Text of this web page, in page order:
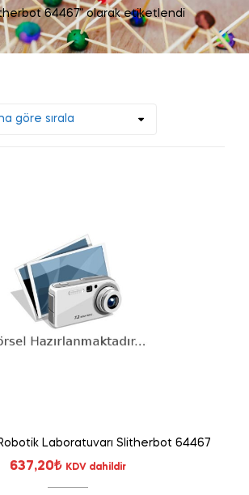
64467” olarak etiketlendi
Laboratuvarı Slitherbot 64467
637,20₺ KDV dahildir